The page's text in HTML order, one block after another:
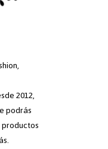
2012,
podrás